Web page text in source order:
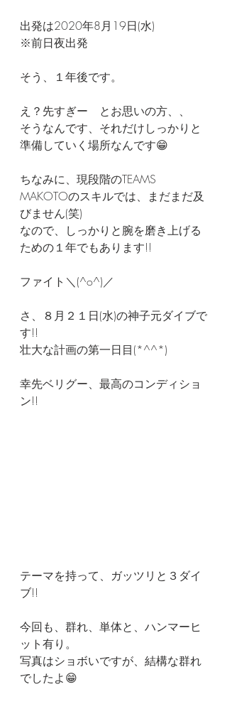
出発は2020年8月19日(水)
※前日夜出発
そう、１年後です。
え？先すぎー　とお思いの方、、
そうなんです、それだけしっかりと
準備していく場所なんです😁
ちなみに、現段階のTEAMS
MAKOTOのスキルでは、まだまだ及
びません(笑)
なので、しっかりと腕を磨き上げる
ための１年でもあります!!
ファイト＼(^o^)／
さ、８月２１日(水)の神子元ダイブで
す!!
壮大な計画の第一日目(*^^*)
幸先ベリグー、最高のコンディショ
ン!!
テーマを持って、ガッツリと３ダイ
ブ!!
今回も、群れ、単体と、ハンマーヒ
ット有り。
写真はショボいですが、結構な群れ
でしたよ😁